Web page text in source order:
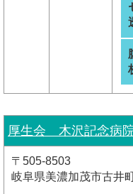
厚生会 木沢記念病
〒505-8503
岐阜県美濃加茂市古井